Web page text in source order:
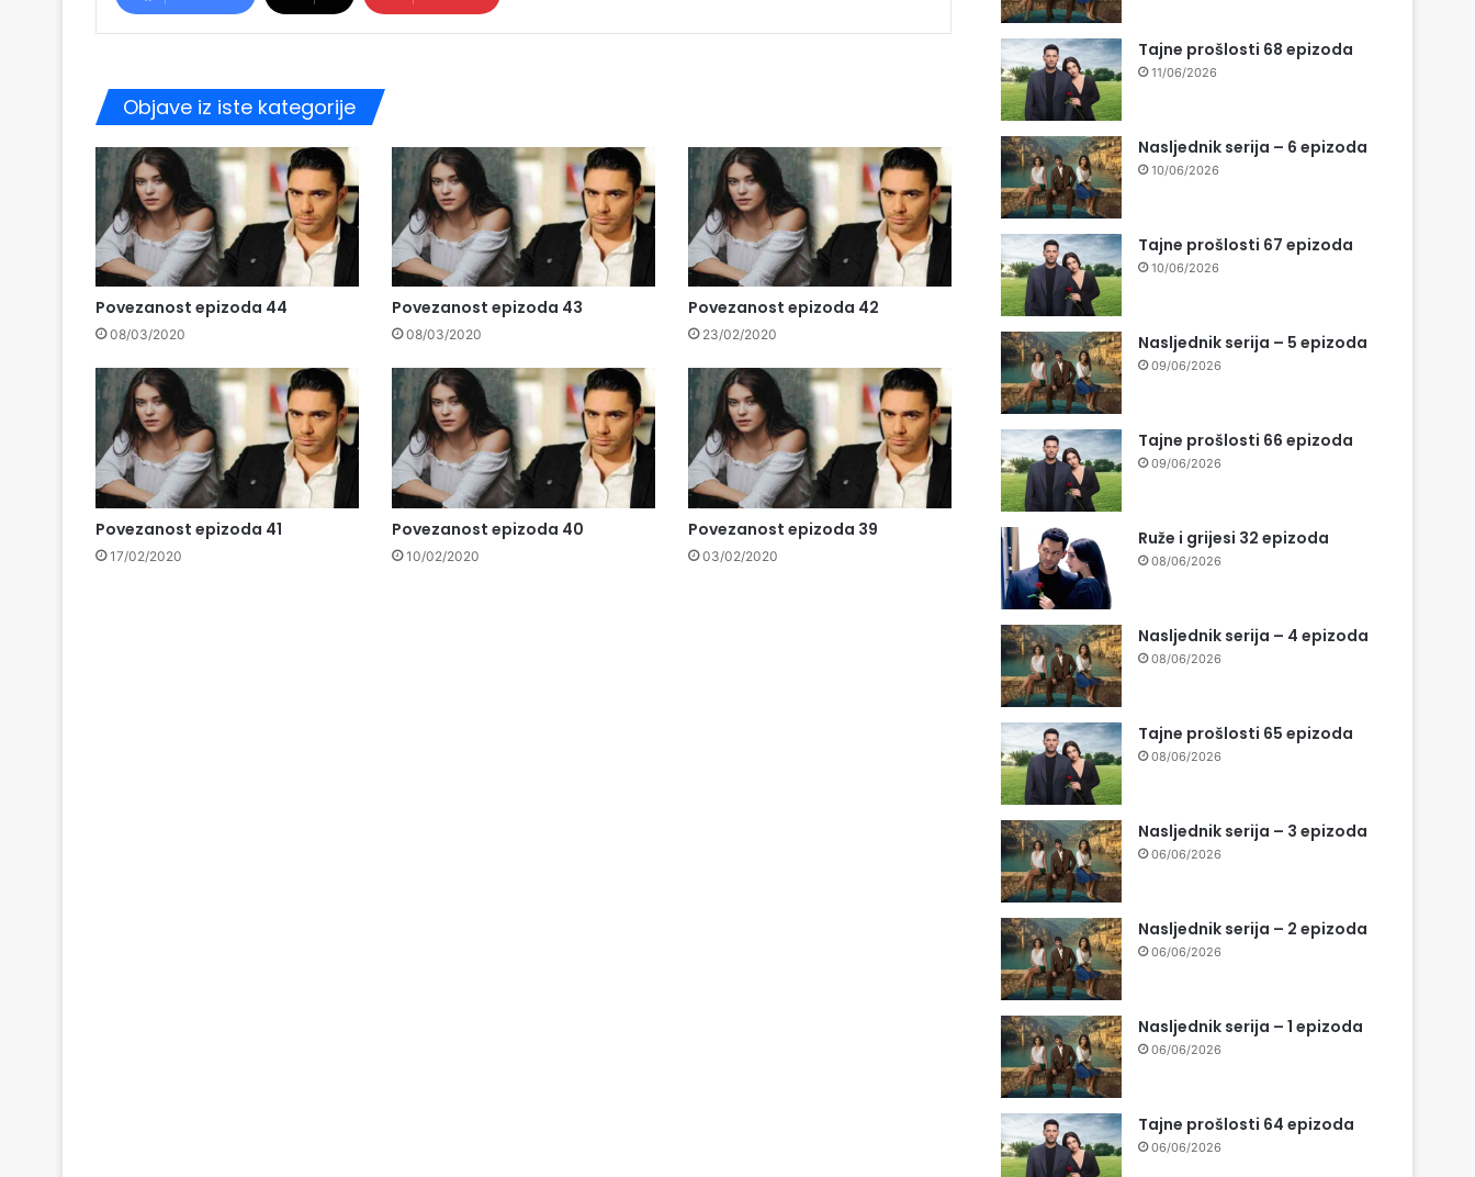
Objave iz iste kategorije
Povezanost epizoda 44
08/03/2020
Povezanost epizoda 43
08/03/2020
Povezanost epizoda 42
23/02/2020
Povezanost epizoda 41
17/02/2020
Povezanost epizoda 40
10/02/2020
Povezanost epizoda 39
03/02/2020
Tajne prošlosti 68 epizoda
11/06/2026
Nasljednik serija – 6 epizoda
10/06/2026
Tajne prošlosti 67 epizoda
10/06/2026
Nasljednik serija – 5 epizoda
09/06/2026
Tajne prošlosti 66 epizoda
09/06/2026
Ruže i grijesi 32 epizoda
08/06/2026
Nasljednik serija – 4 epizoda
08/06/2026
Tajne prošlosti 65 epizoda
08/06/2026
Nasljednik serija – 3 epizoda
06/06/2026
Nasljednik serija – 2 epizoda
06/06/2026
Nasljednik serija – 1 epizoda
06/06/2026
Tajne prošlosti 64 epizoda
06/06/2026